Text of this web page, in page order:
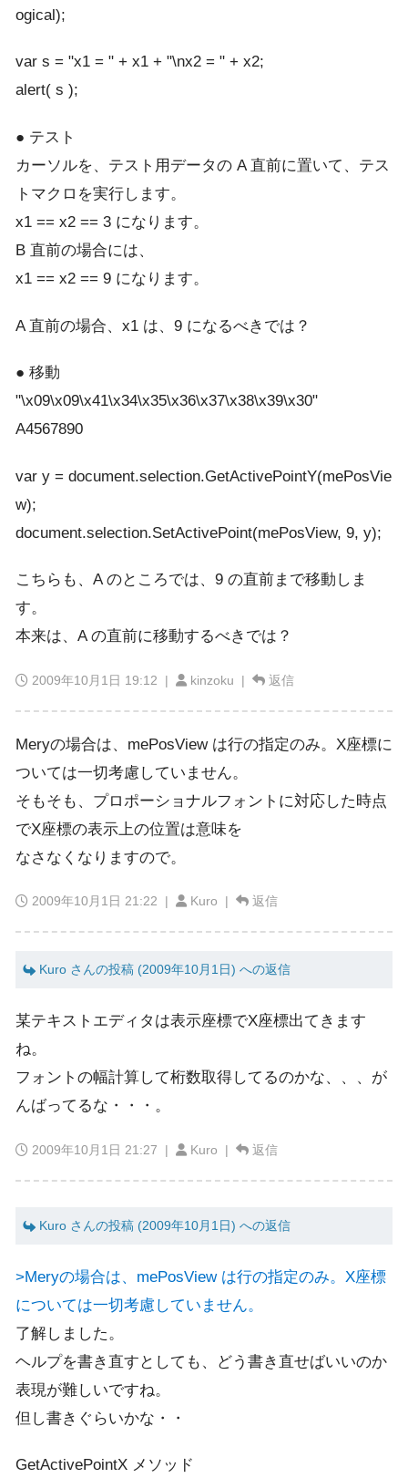
ogical);
var s = "x1 = " + x1 + "\nx2 = " + x2;
alert( s );
● テスト
カーソルを、テスト用データの A 直前に置いて、テス
トマクロを実行します。
x1 == x2 == 3 になります。
B 直前の場合には、
x1 == x2 == 9 になります。
A 直前の場合、x1 は、9 になるべきでは？
● 移動
"\x09\x09\x41\x34\x35\x36\x37\x38\x39\x30"
A4567890
var y = document.selection.GetActivePointY(mePosVie
w);
document.selection.SetActivePoint(mePosView, 9, y);
こちらも、A のところでは、9 の直前まで移動しま
す。
本来は、A の直前に移動するべきでは？
2009年10月1日 19:12 | kinzoku | 返信
Meryの場合は、mePosView は行の指定のみ。X座標に
ついては一切考慮していません。
そもそも、プロポーショナルフォントに対応した時点
でX座標の表示上の位置は意味を
なさなくなりますので。
2009年10月1日 21:22 | Kuro | 返信
Kuro さんの投稿 (2009年10月1日) への返信
某テキストエディタは表示座標でX座標出てきます
ね。
フォントの幅計算して桁数取得してるのかな、、、が
んばってるな・・・。
2009年10月1日 21:27 | Kuro | 返信
Kuro さんの投稿 (2009年10月1日) への返信
>Meryの場合は、mePosView は行の指定のみ。X座標
については一切考慮していません。
了解しました。
ヘルプを書き直すとしても、どう書き直せばいいのか
表現が難しいですね。
但し書きぐらいかな・・
GetActivePointX メソッド